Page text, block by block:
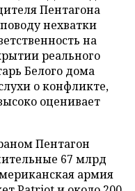
Пентагона
нехватки
на
реального
Белого дома
о конфликте,
оценивает
Пентагон
67 млрд
армия